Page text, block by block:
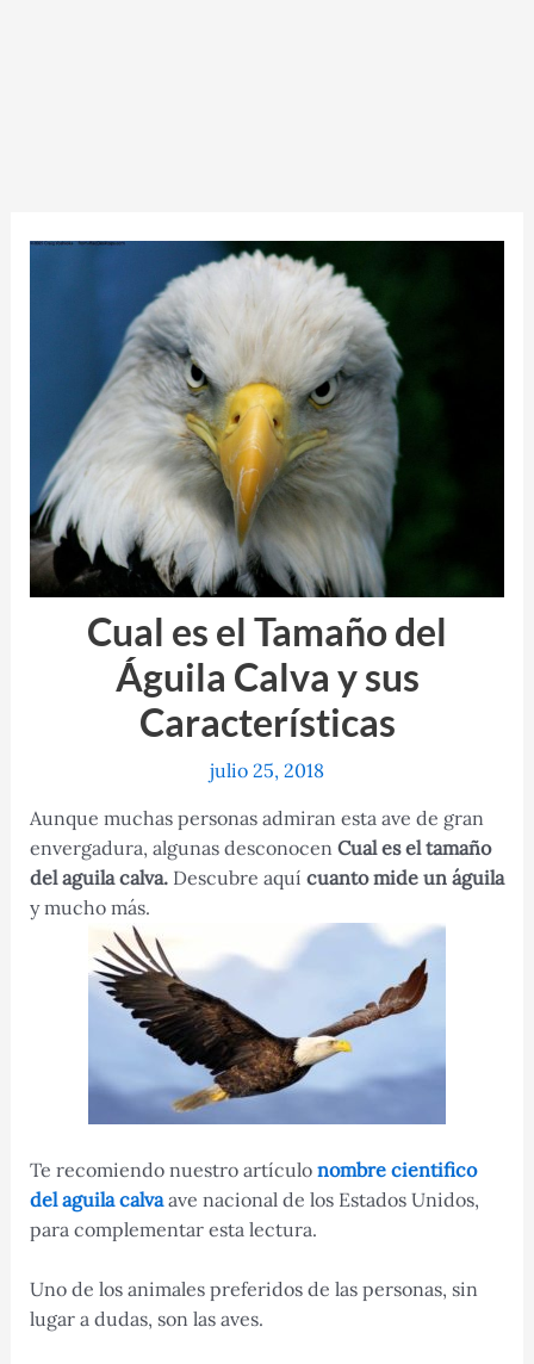
Cual es el Tamaño del
Águila Calva y sus
Características
julio 25, 2018
Aunque muchas personas admiran esta ave de gran
envergadura, algunas desconocen Cual es el tamaño
del aguila calva. Descubre aquí cuanto mide un águila
y mucho más.
Te recomiendo nuestro artículo nombre cientifico
del aguila calvaave nacional de los Estados Unidos,
para complementar esta lectura.
Uno de los animales preferidos de las personas, sin
lugar a dudas, son las aves.